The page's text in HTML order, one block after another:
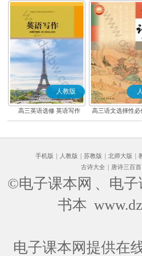
人教版
高三英语选修 英语写作
高三语文选择性必
编版)
手机版 人教版 苏教版 北师大版
古诗大全
唐诗三百首
©电子课本网 、电
书本
电子课本网提供在